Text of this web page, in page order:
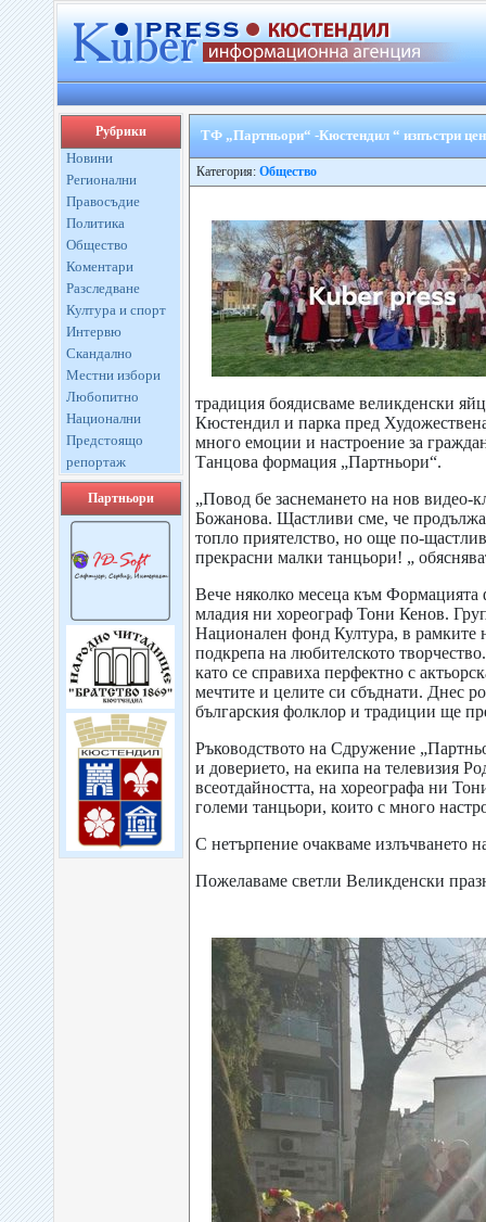
Рубрики
Новини
Регионални
Правосъдие
Политика
Общество
Коментари
Разследване
Култура и спорт
Интервю
Скандално
Местни избори
Любопитно
Национални
Предстоящо
репортаж
Партньори
ТФ „Партньори“ -Кюстендил “ изпъстри
Категория: Общество
традиция боядисваме великденски
Кюстендил и парка пред
много емоции и настроение за
Танцова формация „Партньори“.
„Повод бе заснемането на нов видео-
Божанова. Щастливи сме, че
топло приятелство, но още по-
прекрасни малки танцьори! „
Вече няколко месеца към Формацията
младия ни хореограф Тони Кенов.
Национален фонд Култура, в рамките
подкрепа на любителското
като се справиха перфектно с
мечтите и целите си сбъднати. Днес
българския фолклор и традиции ще
Ръководството на Сдружение
и доверието, на екипа на телевизия
всеотдайността, на хореографа ни
големи танцьори, които с много
С нетърпение очакваме излъчването
Пожелаваме светли Великденски